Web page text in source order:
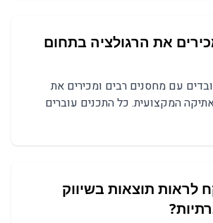
את הרגולציה בתחום
עם מחסנים רבים ומכירים את
המקצועית. כל התכנים עוברים
לראות תוצאות בשיווק
?